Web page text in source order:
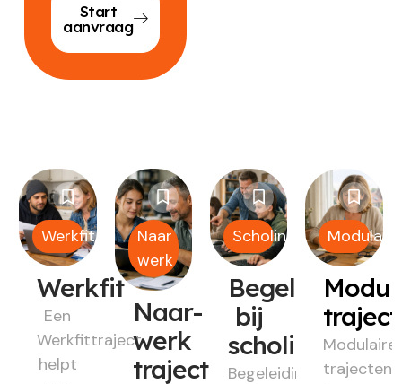
Start
aanvraag
Werkfit
Werkfit
Een
Werkfittraject
helpt
Naar
werk
Naar-
werk
traject
Scholing
Begeleiding
bij
scholing
Begeleiding
Modulair
Modulaire
trajecten